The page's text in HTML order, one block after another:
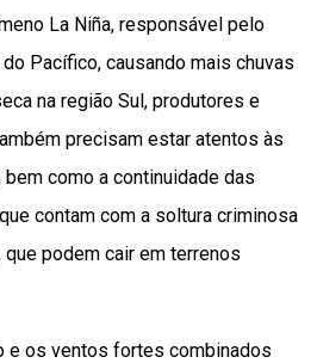
La Niña, responsável pelo
Pacífico, causando mais chuvas
na região Sul, produtores e
precisam estar atentos às
como a continuidade das
contam com a soltura criminosa
podem cair em terrenos
e os ventos fortes combinados